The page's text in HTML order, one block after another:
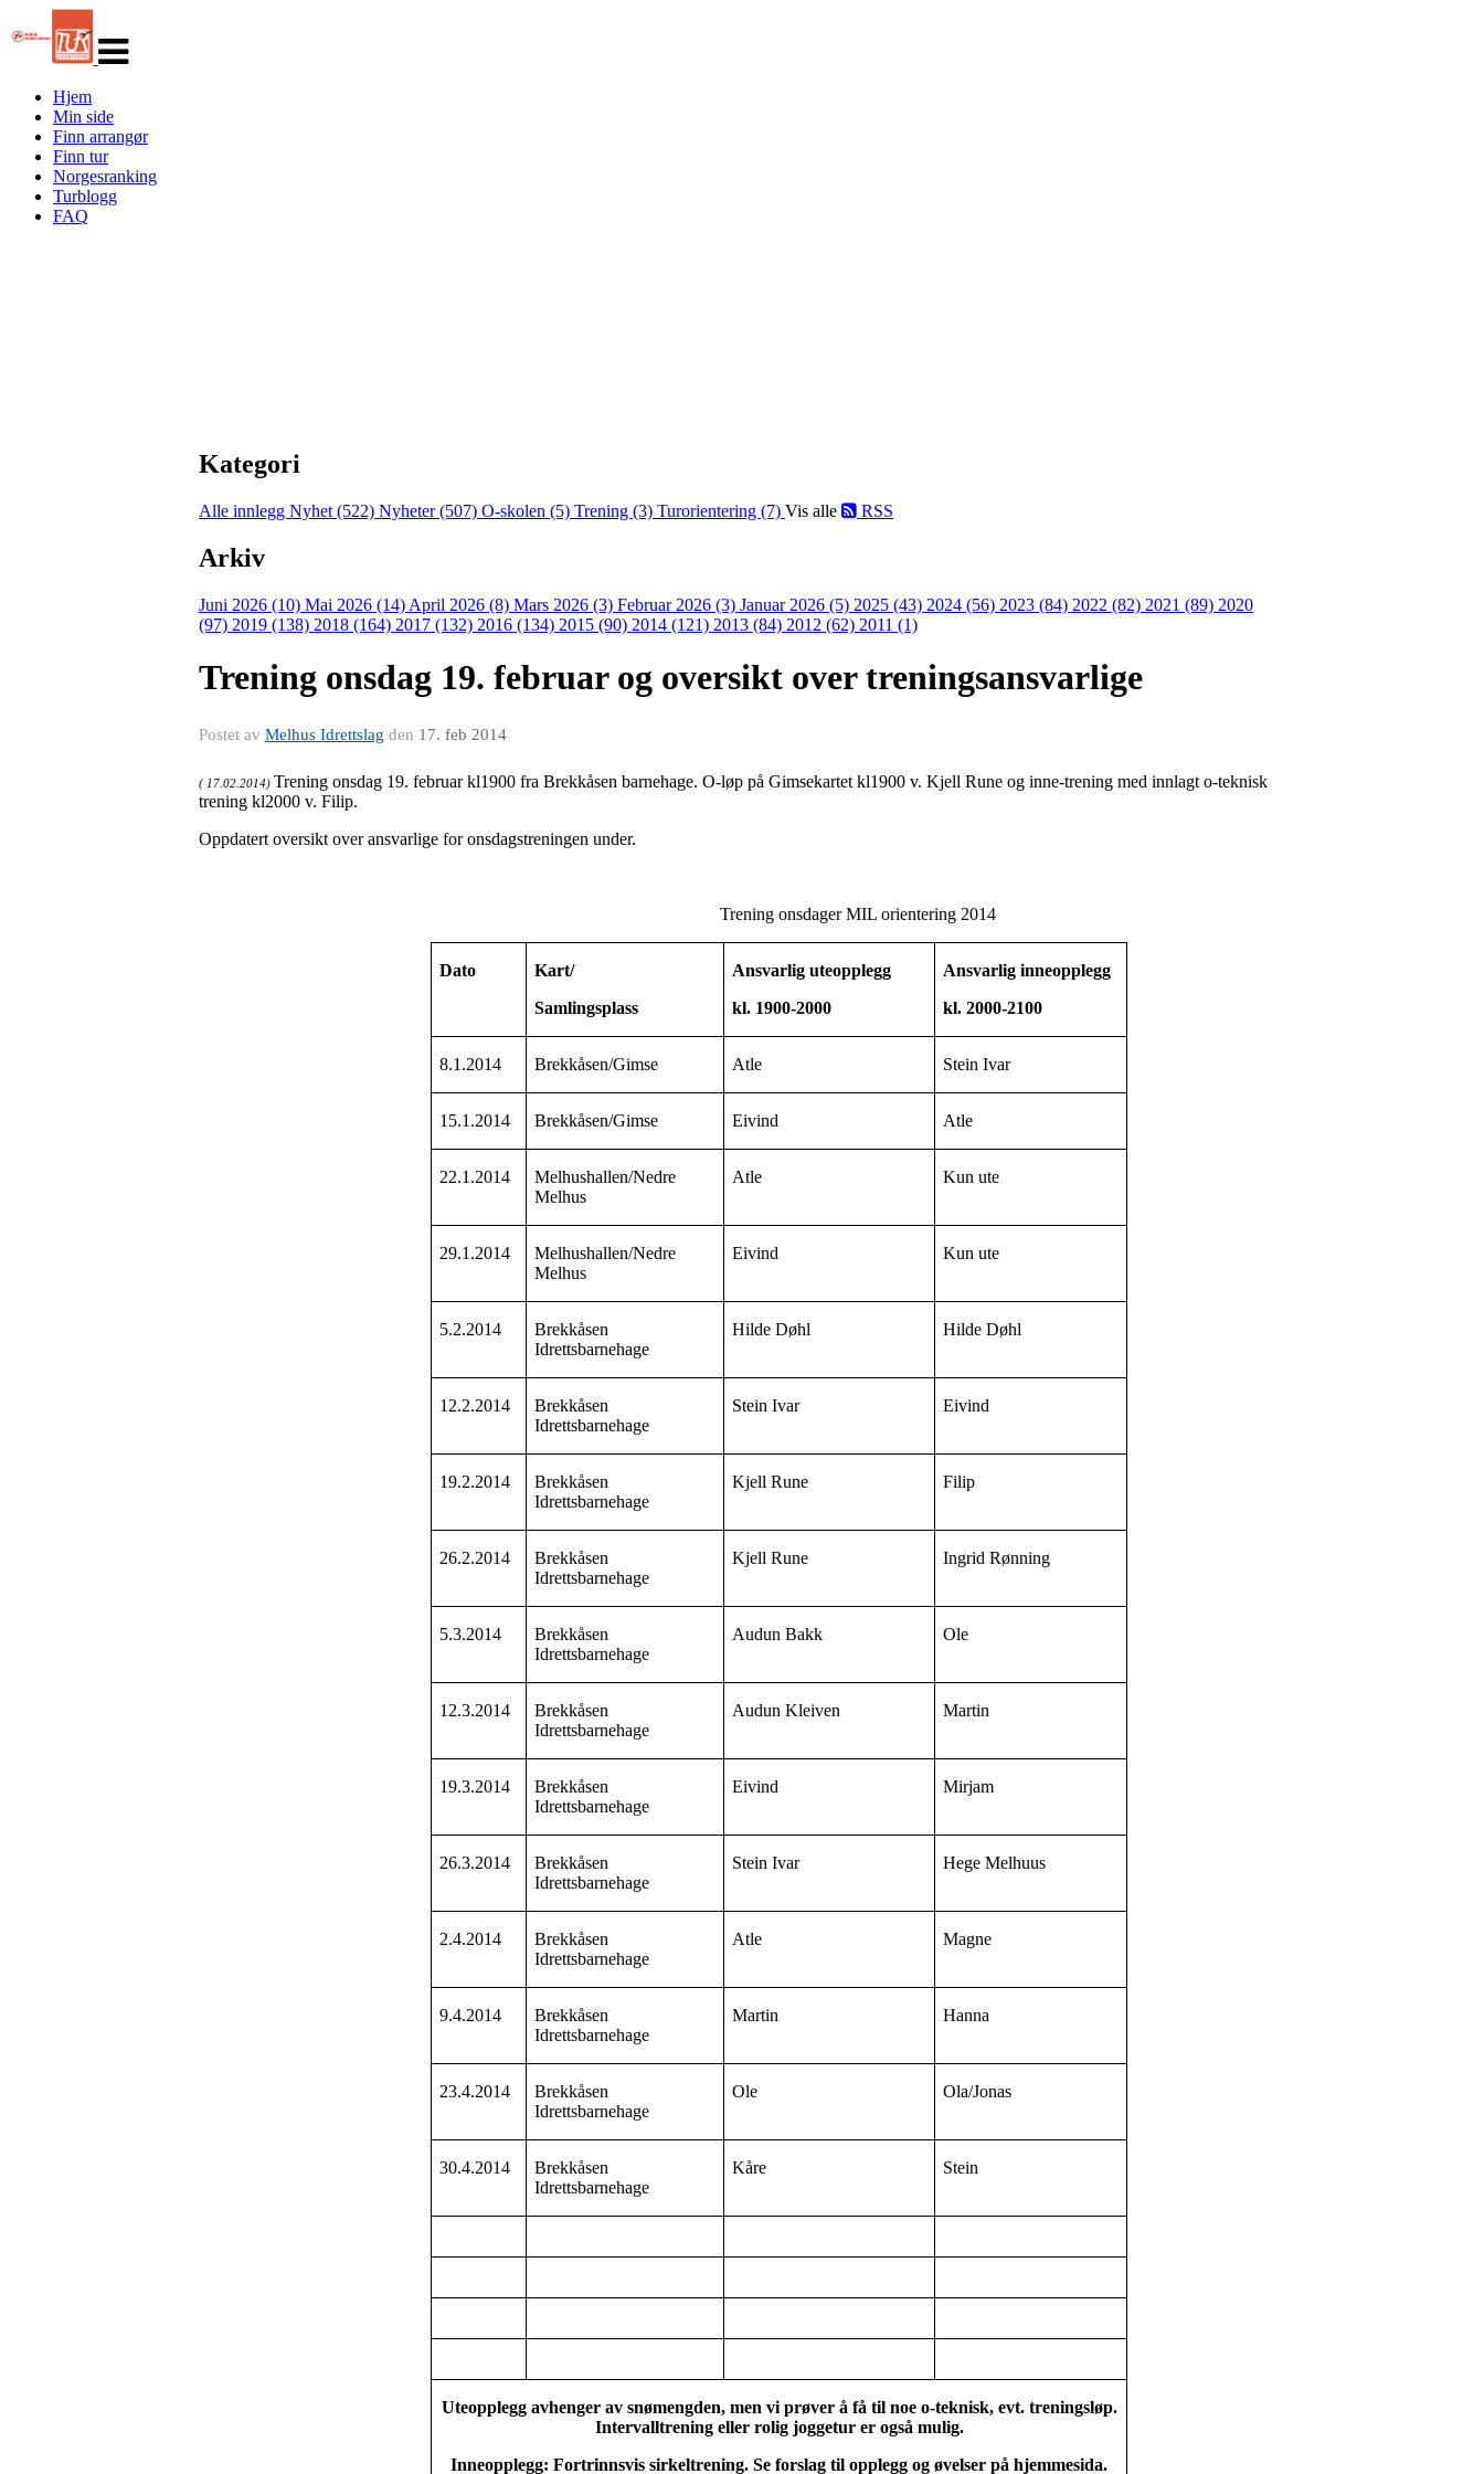
navigasjon
Hjem
Min side
Finn arrangør
Finn tur
Norgesranking
Turblogg
FAQ
Kategori
Alle innlegg Nyhet (522) Nyheter (507) O-skolen (5) Trening (3) Turorientering (7) Vis alle RSS
Arkiv
Juni 2026 (10) Mai 2026 (14) April 2026 (8) Mars 2026 (3) Februar 2026 (3) Januar 2026 (5) 2025 (43) 2024 (56) 2023 (84) 2022 (82) 2021 (89) 2020
(97) 2019 (138) 2018 (164) 2017 (132) 2016 (134) 2015 (90) 2014 (121) 2013 (84) 2012 (62) 2011 (1)
Trening onsdag 19. februar og oversikt over treningsansvarlige
Postet av Melhus Idrettslag den 17. feb 2014
( 17.02.2014) Trening onsdag 19. februar kl1900 fra Brekkåsen barnehage. O-løp på Gimsekartet kl1900 v. Kjell Rune og inne-trening med innlagt o-teknisk
trening kl2000 v. Filip.
Oppdatert oversikt over ansvarlige for onsdagstreningen under.
Trening onsdager MIL orientering 2014
Dato
Kart/
Samlingsplass
Ansvarlig uteopplegg
kl. 1900-2000
Ansvarlig inneopplegg
kl. 2000-2100
8.1.2014 Brekkåsen/Gimse Atle Stein Ivar
15.1.2014 Brekkåsen/Gimse Eivind Atle
22.1.2014
Melhushallen/Nedre
Melhus
Atle Kun ute
29.1.2014
Melhushallen/Nedre
Melhus
Eivind Kun ute
5.2.2014
Brekkåsen
Idrettsbarnehage
Hilde Døhl Hilde Døhl
12.2.2014
Brekkåsen
Idrettsbarnehage
Stein Ivar Eivind
19.2.2014
Brekkåsen
Idrettsbarnehage
Kjell Rune Filip
26.2.2014
Brekkåsen
Idrettsbarnehage
Kjell Rune Ingrid Rønning
5.3.2014
Brekkåsen
Idrettsbarnehage
Audun Bakk Ole
12.3.2014
Brekkåsen
Idrettsbarnehage
Audun Kleiven Martin
19.3.2014
Brekkåsen
Idrettsbarnehage
Eivind Mirjam
26.3.2014
Brekkåsen
Idrettsbarnehage
Stein Ivar Hege Melhuus
2.4.2014
Brekkåsen
Idrettsbarnehage
Atle Magne
9.4.2014
Brekkåsen
Idrettsbarnehage
Martin Hanna
23.4.2014
Brekkåsen
Idrettsbarnehage
Ole Ola/Jonas
30.4.2014
Brekkåsen
Idrettsbarnehage
Kåre Stein
Uteopplegg avhenger av snømengden, men vi prøver å få til noe o-teknisk, evt. treningsløp.
Intervalltrening eller rolig joggetur er også mulig.
Inneopplegg: Fortrinnsvis sirkeltrening. Se forslag til opplegg og øvelser på hjemmesida.